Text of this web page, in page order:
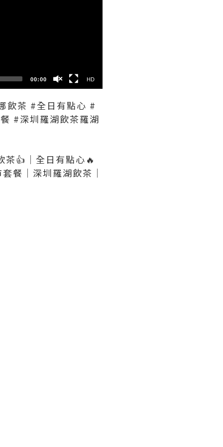
00:00 HD
飲茶 #全日有點心 #
#深圳羅湖飲茶羅湖
👍｜全日有點心🔥
餐｜深圳羅湖飲茶｜